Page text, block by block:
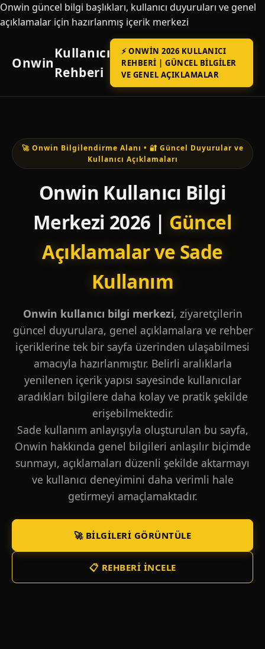
Onwin güncel bilgi başlıkları, kullanıcı duyuruları ve genel
açıklamalar için hazırlanmış içerik merkezi
Onwin
Kullanıcı
Rehberi
⚡ ONWIN 2026 KULLANICI
REHBERI | GÜNCEL BILGILER
VE GENEL AÇIKLAMALAR
🚀 Onwin Bilgilendirme Alanı • 🔐 Güncel Duyurular ve
Kullanıcı Açıklamaları
Onwin Kullanıcı Bilgi
Merkezi 2026 | Güncel
Açıklamalar ve Sade
Kullanım
Onwin kullanıcı bilgi merkezi, ziyaretçilerin
güncel duyurulara, genel açıklamalara ve rehber
içeriklerine tek bir sayfa üzerinden ulaşabilmesi
amacıyla hazırlanmıştır. Belirli aralıklarla
yenilenen içerik yapısı sayesinde kullanıcılar
aradıkları bilgilere daha kolay ve pratik şekilde
erişebilmektedir.
Sade kullanım anlayışıyla oluşturulan bu sayfa,
Onwin hakkında genel bilgileri anlaşılır biçimde
sunmayı, açıklamaları düzenli şekilde aktarmayı
ve kullanıcı deneyimini daha verimli hale
getirmeyi amaçlamaktadır.
🚀 BILGILERI GÖRÜNTÜLE
📋 REHBERI İNCELE